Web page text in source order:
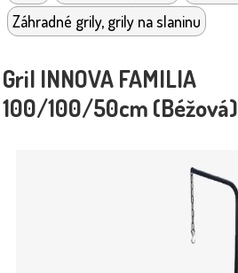
Záhradné grily, grily na slaninu
Gril INNOVA FAMILIA
100/100/50cm (Béžová)